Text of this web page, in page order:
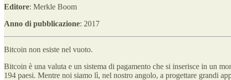
Editore: Merkle Boom
Anno di pubblicazione: 2017
Bitcoin non esiste nel vuoto.
Bitcoin è una valuta e un sistema di pagamento che si inserisce in un
194 paesi. Mentre noi siamo lì, nel nostro angolo, a progettare grandi